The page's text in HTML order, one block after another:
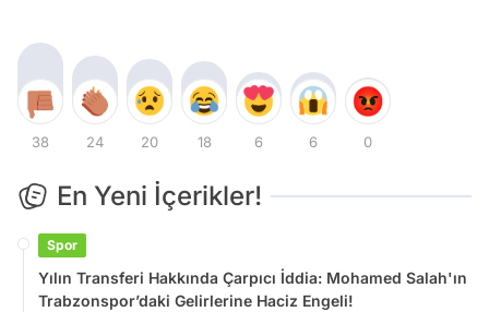
38 24 20 18 6 6 0
En Yeni İçerikler!
Spor
Yılın Transferi Hakkında Çarpıcı İddia: Mohamed Salah'ın
Trabzonspor’daki Gelirlerine Haciz Engeli!